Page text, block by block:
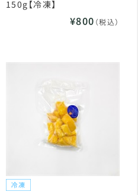
150g【冷凍】
¥800 （税込）